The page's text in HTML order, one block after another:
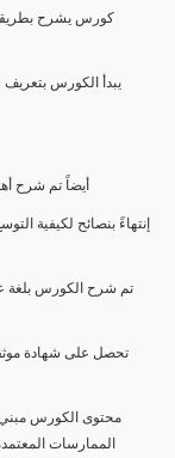
كورس يشرح
يبدأ الكورس
أيضاً تم شرح
إنتهاءً بنصائح لكيفية
تم شرح الكورس بلغة
تحصل على شهادة
محتوى الكورس
الممارسات المعتمدة